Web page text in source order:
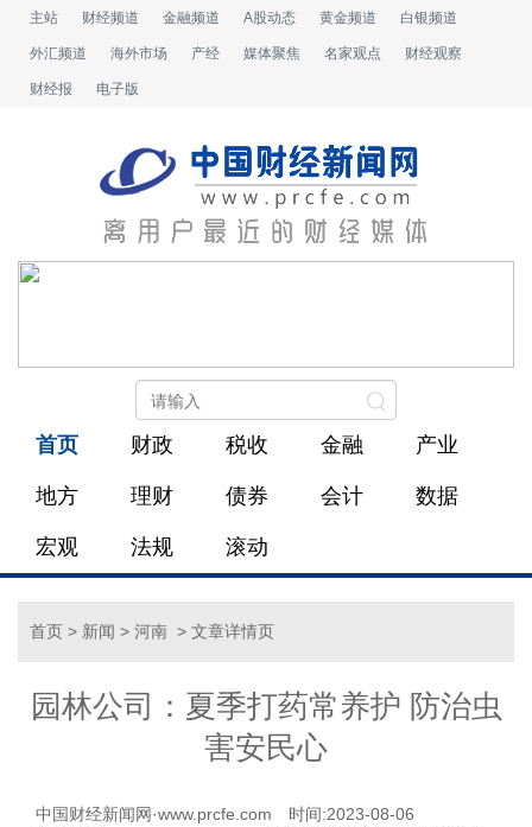
主站 财经频道 金融频道 A股动态 黄金频道 白银频道
外汇频道 海外市场 产经 媒体聚焦 名家观点 财经观察
财经报 电子版
首页 财政 税收 金融 产业
地方 理财 债券 会计 数据
宏观 法规 滚动
首页 > 新闻 > 河南 > 文章详情页
园林公司：夏季打药常养护 防治虫
害安民心
中国财经新闻网·www.prcfe.com
时间:2023-08-06